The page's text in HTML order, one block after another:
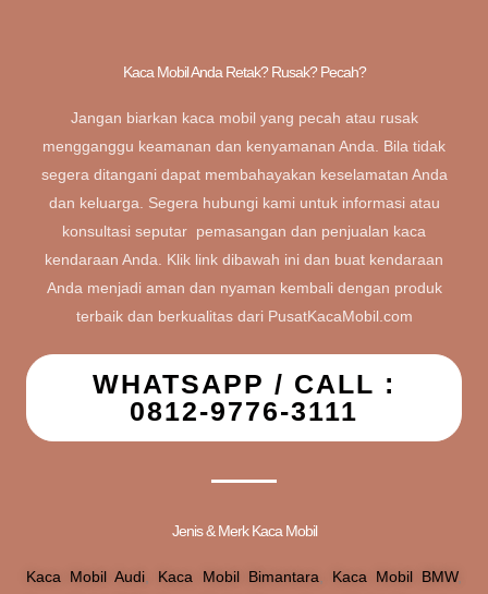
Kaca Mobil Anda Retak? Rusak? Pecah?
Jangan biarkan kaca mobil yang pecah atau rusak
mengganggu keamanan dan kenyamanan Anda. Bila tidak
segera ditangani dapat membahayakan keselamatan Anda
dan keluarga. Segera hubungi kami untuk informasi atau
konsultasi seputar pemasangan dan penjualan kaca
kendaraan Anda. Klik link dibawah ini dan buat kendaraan
Anda menjadi aman dan nyaman kembali dengan produk
terbaik dan berkualitas dari PusatKacaMobil.com
WHATSAPP / CALL :
0812-9776-3111
Jenis & Merk Kaca Mobil
Kaca Mobil Audi Kaca Mobil Bimantara Kaca Mobil BMW,